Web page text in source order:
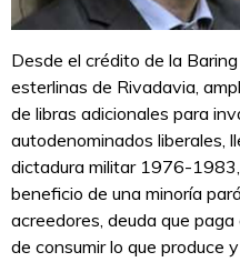
Desde el crédito de la
esterlinas de Rivadavia,
de libras adicionales para
autodenominados liberales,
dictadura militar 1976-
beneficio de una minoría
acreedores, deuda que
de consumir lo que produce